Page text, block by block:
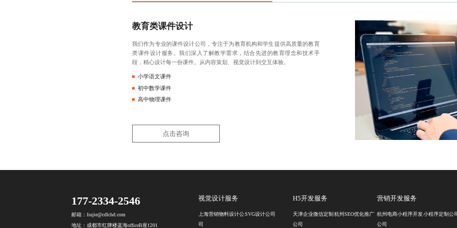
教育类课件设计
我们作为专业的课件设计公司，专注于为教育机构和学生提供高质量的教育
类课件设计服务。我们深入了解教学需求，结合先进的教育理念和技术手
段，精心设计每一份课件。从内容策划、视觉设计到交互体验。
小学语文课件
初中数学课件
高中物理课件
点击咨询
177-2334-2546
邮箱：liujie@cdlchd.com
地址：成都市红牌楼蓝海officeB座1201
视觉设计服务
上海营销物料设计公
司
SVG设计公司
H5开发服务
天津企业微信定制
公司
杭州SEO优化推广
营销开发服务
杭州电商小程序开发
公司
小程序定制公